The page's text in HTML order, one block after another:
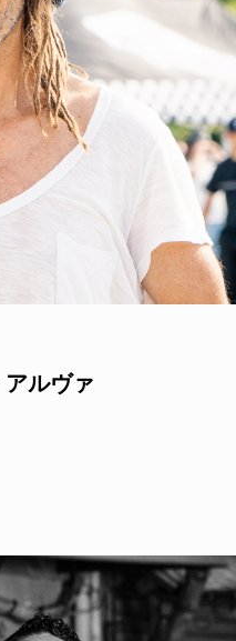
ルヴァ